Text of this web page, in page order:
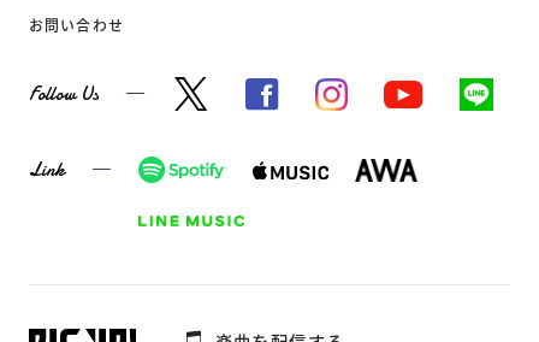
お問い合わせ
Follow Us
Link